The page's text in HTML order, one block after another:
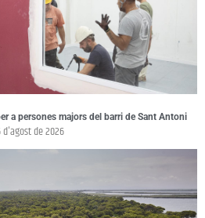
a persones majors del barri de Sant Antoni
d'agost de 2026